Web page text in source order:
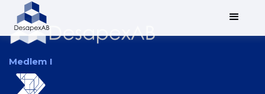
Medlem I